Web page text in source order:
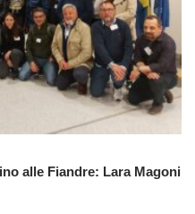
alle Fiandre: Lara Magoni